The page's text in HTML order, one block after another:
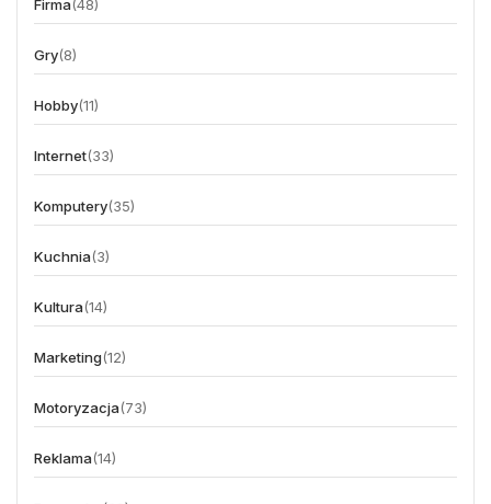
Firma(48)
Gry(8)
Hobby(11)
Internet(33)
Komputery(35)
Kuchnia(3)
Kultura(14)
Marketing(12)
Motoryzacja(73)
Reklama(14)